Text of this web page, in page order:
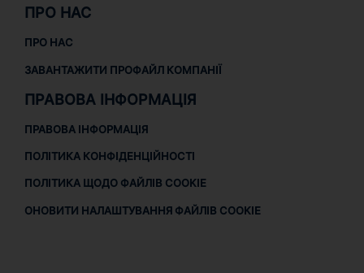
ПРО НАС
ПРО НАС
ЗАВАНТАЖИТИ ПРОФАЙЛ КОМПАНІЇ
ПРАВОВА ІНФОРМАЦІЯ
ПРАВОВА ІНФОРМАЦІЯ
ПОЛІТИКА КОНФІДЕНЦІЙНОСТІ
ПОЛІТИКА ЩОДО ФАЙЛІВ COOKIE
ОНОВИТИ НАЛАШТУВАННЯ ФАЙЛІВ COOKIE